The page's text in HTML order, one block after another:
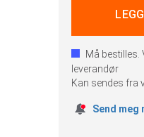
Må bestilles.
leverandør
Kan sendes fra
Send meg